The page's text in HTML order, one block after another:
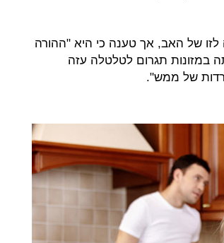
של האב, אך טענה כי היא "ההורה
במזונות תגרום לטלטלה עזה
של ממש".